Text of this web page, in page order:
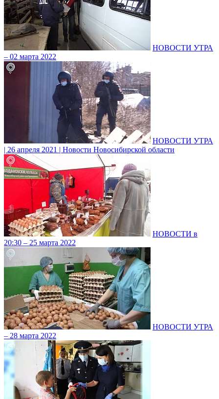
НОВОСТИ УТРА
– 02 марта 2022
НОВОСТИ УТРА
| 26 апреля 2021 | Новости Новосибирской области
НОВОСТИ в
20:30 – 25 марта 2022
НОВОСТИ УТРА
– 28 марта 2022